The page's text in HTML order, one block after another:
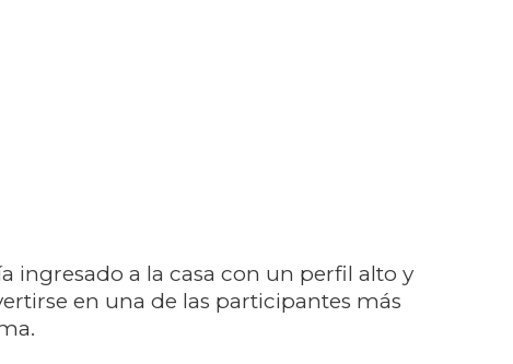
ingresado a la casa con un perfil alto y
en una de las participantes más